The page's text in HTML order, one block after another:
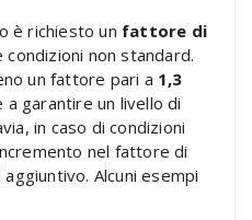
è richiesto un fattore di
non standard.
un fattore pari a 1,3
garantire un livello di
in caso di condizioni
nel fattore di
Alcuni esempi